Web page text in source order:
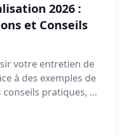
2026 :
et Conseils
votre entretien de
à des exemples de
pratiques, et